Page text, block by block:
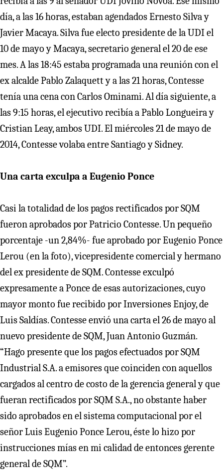
día, a las 16 horas, estaban agendados Ernesto Silva y
Javier Macaya. Silva fue electo presidente de la UDI el
10 de mayo y Macaya, secretario general el 20 de ese
mes. A las 18:45 estaba programada una reunión con el
ex alcalde Pablo Zalaquett y a las 21 horas, Contesse
tenía una cena con Carlos Ominami. Al día siguiente, a
las 9:15 horas, el ejecutivo recibía a Pablo Longueira y
Cristian Leay, ambos UDI. El miércoles 21 de mayo de
2014, Contesse volaba entre Santiago y Sidney.
Una carta exculpa a Eugenio Ponce
Casi la totalidad de los pagos rectificados por SQM
fueron aprobados por Patricio Contesse. Un pequeño
porcentaje -un 2,84%- fue aprobado por Eugenio Ponce
Lerou (en la foto), vicepresidente comercial y hermano
del ex presidente de SQM. Contesse exculpó
expresamente a Ponce de esas autorizaciones, cuyo
mayor monto fue recibido por Inversiones Enjoy, de
Luis Saldías. Contesse envió una carta el 26 de mayo al
nuevo presidente de SQM, Juan Antonio Guzmán.
“Hago presente que los pagos efectuados por SQM
Industrial S.A. a emisores que coinciden con aquellos
cargados al centro de costo de la gerencia general y que
fueran rectificados por SQM S.A., no obstante haber
sido aprobados en el sistema computacional por el
señor Luis Eugenio Ponce Lerou, éste lo hizo por
instrucciones mías en mi calidad de entonces gerente
general de SQM”.